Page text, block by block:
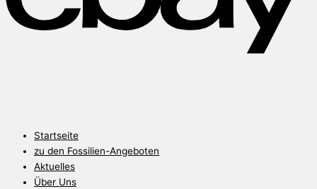
Startseite
zu den Fossilien-Angeboten
Aktuelles
Über Uns